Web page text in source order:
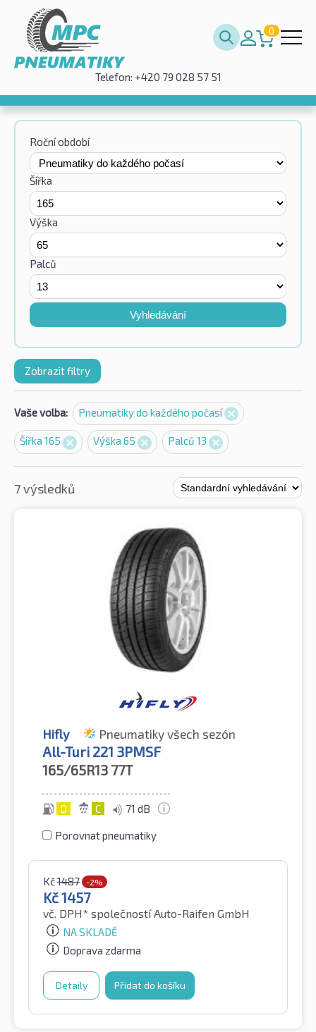
0
Telefon: +420 79 028 57 51
Roční období
Šířka
Výška
Palců
Vyhledávání
Zobrazit filtry
Vaše volba: Pneumatiky do každého počasí
Šířka 165 Výška 65 Palců 13
7 výsledků
Hifly Pneumatiky všech sezón
All-Turi 221 3PMSF
165/65R13 77T
D C 71 dB
Porovnat pneumatiky
Kč1487 -2%
Kč1457
vč. DPH* společností Auto-Raifen GmbH
NA SKLADĚ
Doprava zdarma
Detaily Přidat do košíku